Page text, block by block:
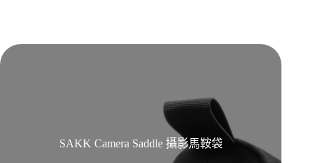
SAKK Camera Saddle 攝影馬鞍袋